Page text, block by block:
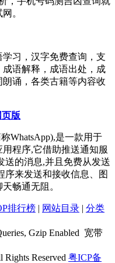
。
习，汉字免费查询，支
语解释，成语出处，成
诵，各类古籍等内容收
版
WhatsApp),是一款用于
程序,它借助推送通知服
送的消息,并且免费从发送
序来发送和接收信息、图
畅通无阻。
排行榜 | 网站目录 | 分类
Gzip Enabled 宽带
Reserved 粤ICP备